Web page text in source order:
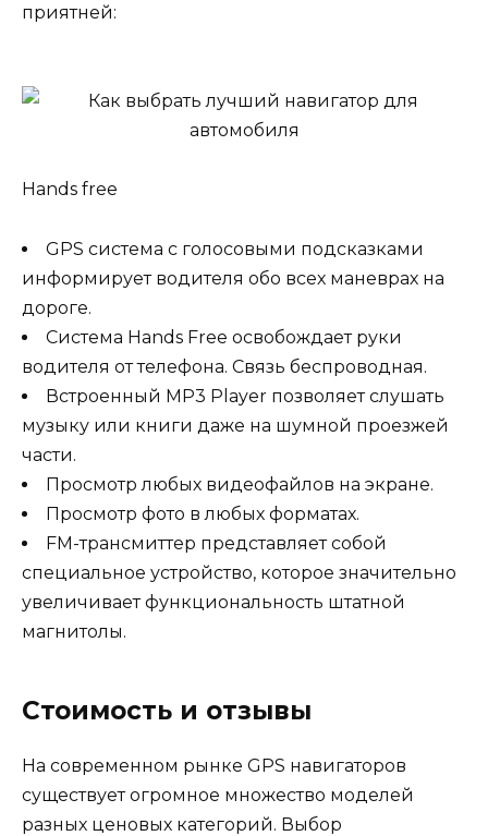
приятней:
Hands free
GPS система с голосовыми подсказками
информирует водителя обо всех маневрах на
дороге.
Система Hands Free освобождает руки
водителя от телефона. Связь беспроводная.
Встроенный MP3 Player позволяет слушать
музыку или книги даже на шумной проезжей
части.
Просмотр любых видеофайлов на экране.
Просмотр фото в любых форматах.
FM-трансмиттер представляет собой
специальное устройство, которое значительно
увеличивает функциональность штатной
магнитолы.
Стоимость и отзывы
На современном рынке GPS навигаторов
существует огромное множество моделей
разных ценовых категорий. Выбор